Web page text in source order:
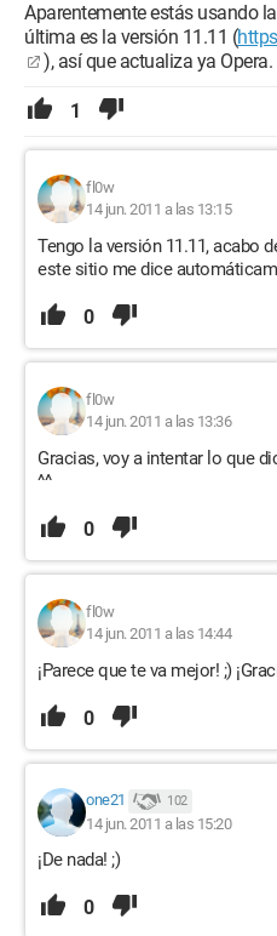
Aparentemente estás usando
última es la versión 11.11 (
), así que actualiza ya Opera.
1
fl0w
14 jun. 2011 a las 13:15
Tengo la versión 11.11, acabo
este sitio me dice
0
fl0w
14 jun. 2011 a las 13:36
Gracias, voy a intentar lo que
^^
0
fl0w
14 jun. 2011 a las 14:44
¡Parece que te va mejor! ;)
0
one21 102
14 jun. 2011 a las 15:20
¡De nada! ;)
0